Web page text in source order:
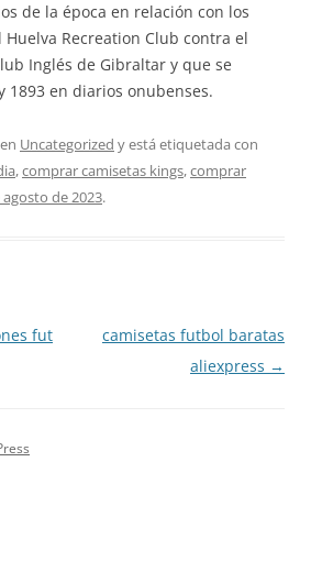
de la época en relación con los
Recreation Club contra el
Inglés de Gibraltar y que se
1893 en diarios onubenses.
Uncategorized y está etiquetada con
,comprar camisetas kings,comprar
agosto de 2023.
fut
camisetas futbol baratas
aliexpress →